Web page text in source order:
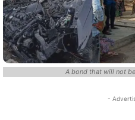
A bond that will not
-